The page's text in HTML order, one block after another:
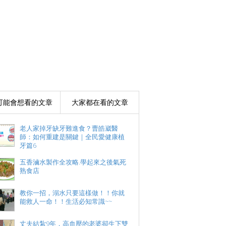
能會想看的文章 大家都在看的文章
老人家掉牙缺牙難進食？曹皓崴醫
師：如何重建是關鍵｜全民愛健康植
牙篇6
五香滷水製作全攻略.學起來之後氣死
熟食店
教你一招，溺水只要這樣做！！你就
能救人一命！！生活必知常識~~
丈夫結紮9年，高血壓的老婆卻生下雙